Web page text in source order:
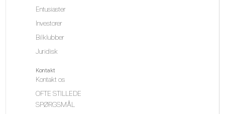
Entusiaster
Investorer
Bilklubber
Juridisk
Kontakt
Kontakt os
OFTE STILLEDE
SPØRGSMÅL